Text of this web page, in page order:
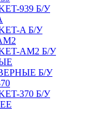
939 Б/У
A Б/У
AM2 Б/У
Б/У
370 Б/У